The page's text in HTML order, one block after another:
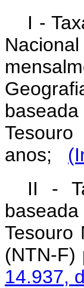
I -
anos;
II -
Tesouro
(NTN-
14.937,